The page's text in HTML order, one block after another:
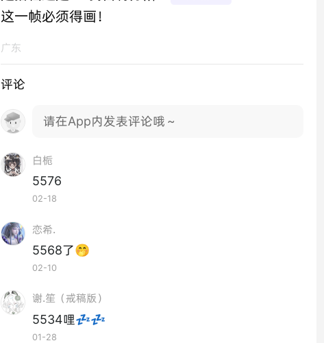
这一帧必须得画！
广东
评论
请在App内发表评论哦～
白栀
5576
02-18
恋希.
5568了🤭
02-10
谢.笙（戒稿版）
5534哩💤💤
01-28